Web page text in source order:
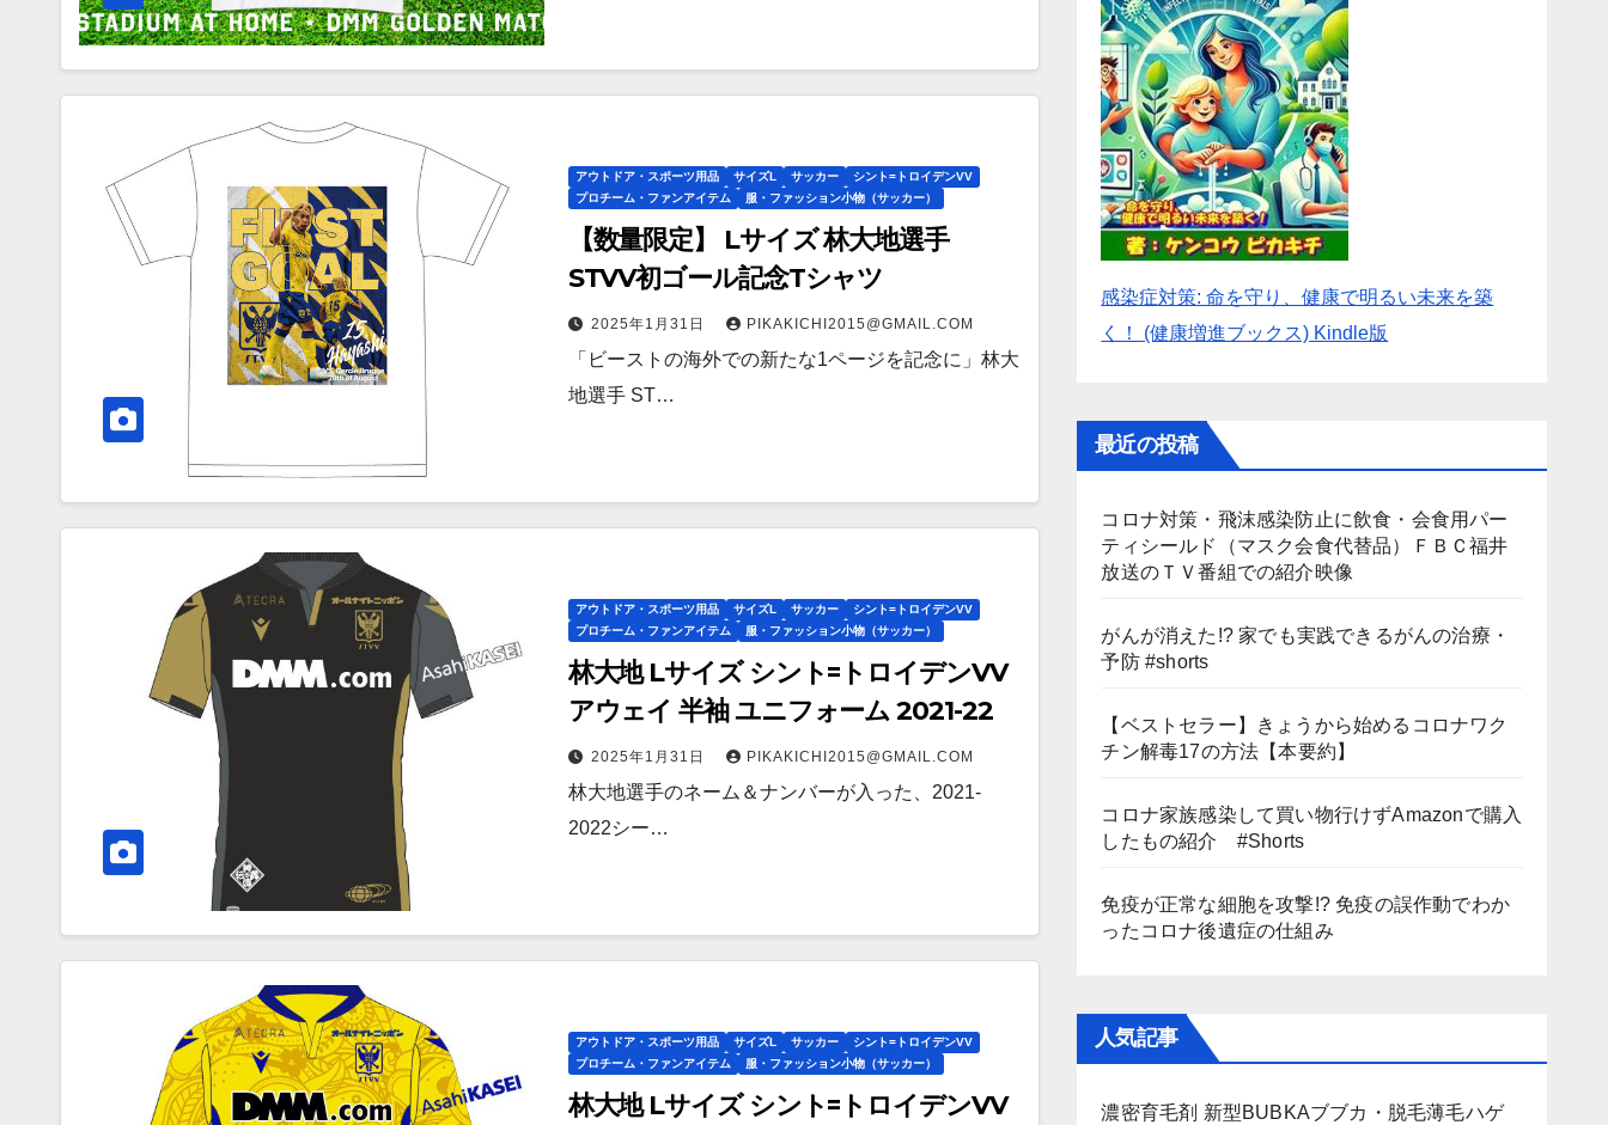
アウトドア・スポーツ用品 サイズL サッカー
シント=トロイデンVV
プロチーム・ファンアイテム
服・ファッション小物（サッカー）
【数量限定】 Lサイズ 林大地選手
STVV初ゴール記念Tシャツ
2025年1月31日 PIKAKICHI2015@GMAIL.COM
「ビーストの海外での新たな1ページを記念に」林大
地選手 ST…
アウトドア・スポーツ用品 サイズL サッカー
シント=トロイデンVV
プロチーム・ファンアイテム
服・ファッション小物（サッカー）
林大地 Lサイズ シント=トロイデンVV
アウェイ 半袖 ユニフォーム 2021-22
2025年1月31日 PIKAKICHI2015@GMAIL.COM
林大地選手のネーム＆ナンバーが入った、2021-
2022シー…
アウトドア・スポーツ用品 サイズL サッカー
シント=トロイデンVV
プロチーム・ファンアイテム
服・ファッション小物（サッカー）
林大地 Lサイズ シント=トロイデンVV
感染症対策: 命を守り、健康で明るい未来を築
く！ (健康増進ブックス) Kindle版
最近の投稿
コロナ対策・飛沫感染防止に飲食・会食用パー
ティシールド（マスク会食代替品）ＦＢＣ福井
放送のＴＶ番組での紹介映像
がんが消えた!? 家でも実践できるがんの治療・
予防 #shorts
【ベストセラー】きょうから始めるコロナワク
チン解毒17の方法【本要約】
コロナ家族感染して買い物行けずAmazonで購入
したもの紹介 #Shorts
免疫が正常な細胞を攻撃!? 免疫の誤作動でわか
ったコロナ後遺症の仕組み
人気記事
濃密育毛剤 新型BUBKAブブカ・脱毛薄毛ハゲ